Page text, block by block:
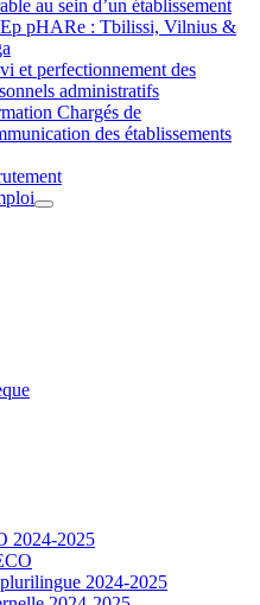
au sein d’un établissement
pHARe : Tbilissi, Vilnius &
et perfectionnement des
administratifs
Chargés de
des établissements
2024-2025
2024-2025